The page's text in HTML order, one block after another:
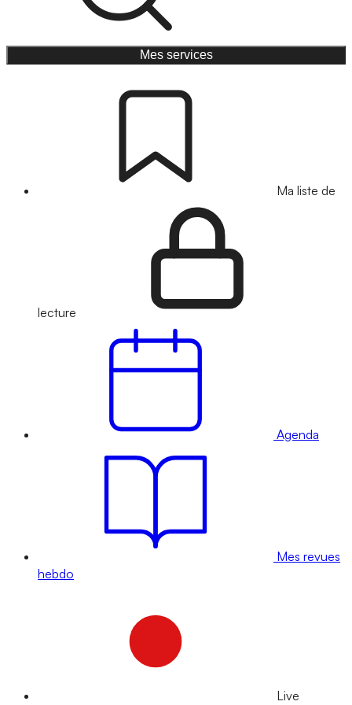
Mes services
Ma liste de
lecture
Agenda
Mes revues
hebdo
Live